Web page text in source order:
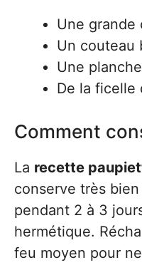
Une grande
Un couteau
Une
De la ficelle
Comment
La recette
conserve très
pendant 2 à 3
hermétique.
feu moyen pour